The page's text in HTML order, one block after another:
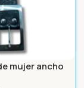
mujer ancho